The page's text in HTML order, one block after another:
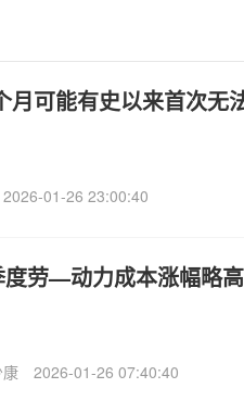
月可能有史以来首次无
2026-01-26 23:00:40
度劳—动力成本涨幅略
2026-01-26 07:40:40